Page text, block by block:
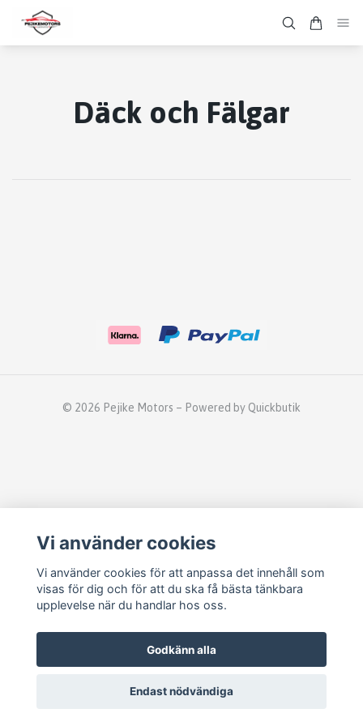
Däck och Fälgar
© 2026 Pejike Motors – Powered by Quickbutik
Vi använder cookies
Vi använder cookies för att anpassa det innehåll som
visas för dig och för att du ska få bästa tänkbara
upplevelse när du handlar hos oss.
Godkänn alla
Endast nödvändiga